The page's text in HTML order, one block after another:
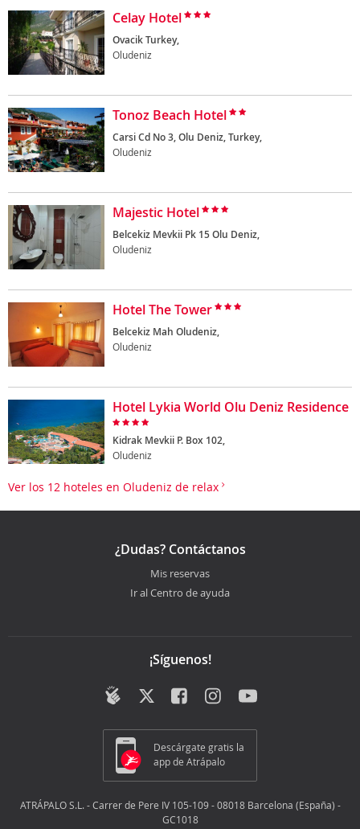
Celay Hotel
Ovacik Turkey,
Oludeniz
Tonoz Beach Hotel
Carsi Cd No 3, Olu Deniz, Turkey,
Oludeniz
Majestic Hotel
Belcekiz Mevkii Pk 15 Olu Deniz,
Oludeniz
Hotel The Tower
Belcekiz Mah Oludeniz,
Oludeniz
Hotel Lykia World Olu Deniz Residence
Kidrak Mevkii P. Box 102,
Oludeniz
Ver los 12 hoteles en Oludeniz de relax
¿Dudas? Contáctanos
Mis reservas
Ir al Centro de ayuda
¡Síguenos!
Descárgate gratis la
app de Atrápalo
ATRÁPALO S.L. - Carrer de Pere IV 105-109 - 08018 Barcelona (España) -
GC1018